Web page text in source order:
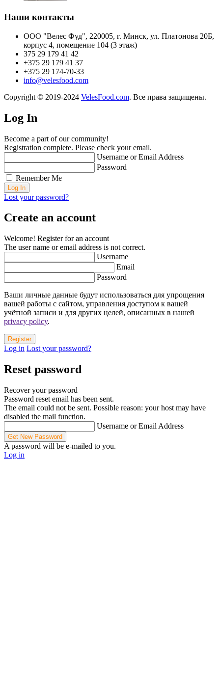
Наши контакты
ООО "Велес Фуд", 220005, г. Минск, ул. Платонова 20Б,
корпус 4, помещение 104 (3 этаж)
375 29 179 41 42
+375 29 179 41 37
+375 29 174-70-33
info@velesfood.com
Copyright © 2019-2024 VelesFood.com. Все права защищены.
Log In
Become a part of our community!
Registration complete. Please check your email.
Username or Email Address
Password
Remember Me
Lost your password?
Create an account
Welcome! Register for an account
The user name or email address is not correct.
Username
Email
Password
Ваши личные данные будут использоваться для упрощения
вашей работы с сайтом, управления доступом к вашей
учётной записи и для других целей, описанных в нашей
privacy policy.
Log in Lost your password?
Reset password
Recover your password
Password reset email has been sent.
The email could not be sent. Possible reason: your host may have
disabled the mail function.
Username or Email Address
A password will be e-mailed to you.
Log in